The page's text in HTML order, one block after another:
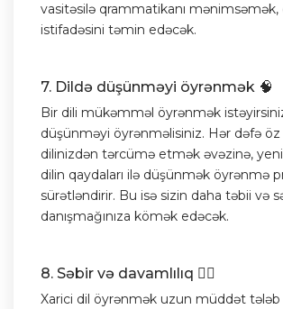
vasitəsilə qrammatikanı
istifadəsini təmin edəcək.
7. Dildə düşünməyi öyrənmək 🧠
Bir dili mükəmməl öyrənmək
düşünməyi öyrənməlisiniz. Hər dəfə öz
dilinizdən tərcümə etmək əvəzinə,
dilin qaydaları ilə düşünmək öyrənmə
sürətləndirir. Bu isə sizin daha təbii və
danışmağınıza kömək edəcək.
8. Səbir və davamlılıq 🏃‍♂️
Xarici dil öyrənmək uzun müddət tələb